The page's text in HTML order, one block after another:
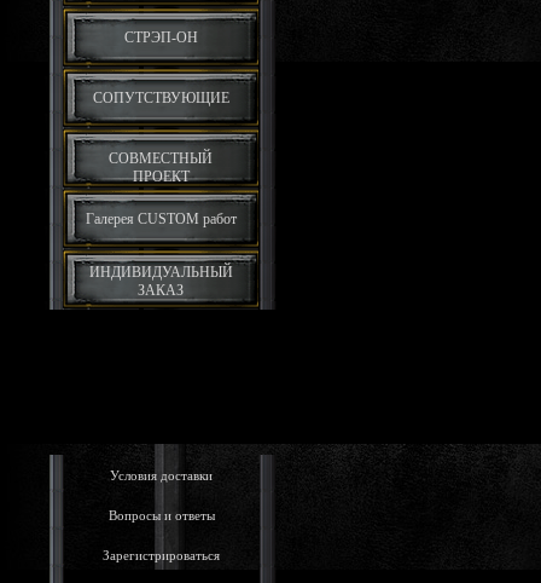
СТРЭП-ОН
СОПУТСТВУЮЩИЕ
СОВМЕСТНЫЙ
ПРОЕКТ
Галерея CUSTOM работ
ИНДИВИДУАЛЬНЫЙ
ЗАКАЗ
Условия доставки
Вопросы и ответы
Зарегистрироваться